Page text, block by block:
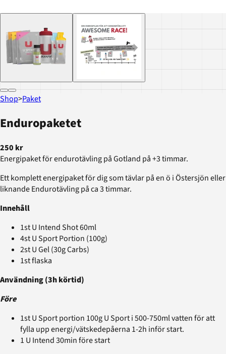
Shop>Paket
Enduropaketet
250 kr
Energipaket för endurotävling på Gotland på +3 timmar.
Ett komplett energipaket för dig som tävlar på en ö i Östersjön eller
liknande Endurotävling på ca 3 timmar.
Innehåll
1st U Intend Shot 60ml
4st U Sport Portion (100g)
2st U Gel (30g Carbs)
1st flaska
Användning (3h körtid)
Före
1st U Sport portion 100g U Sport i 500-750ml vatten för att
fylla upp energi/vätskedepåerna 1-2h inför start.
1 U Intend 30min före start